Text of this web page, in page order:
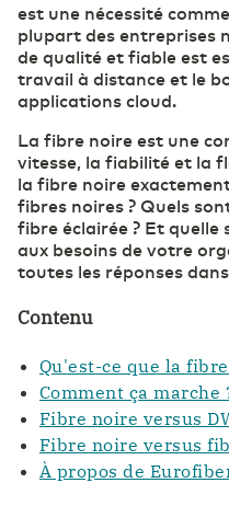
est une nécessité
plupart des entreprises
de qualité et fiable est
travail à distance et le
applications cloud.
La fibre noire est une
vitesse, la fiabilité et la
la fibre noire
fibres noires ? Quels
fibre éclairée ? Et
aux besoins de votre
toutes les réponses
Contenu
Qu'est-ce que la
Comment ça marche
Fibre noire versus
Fibre noire versus
À propos de